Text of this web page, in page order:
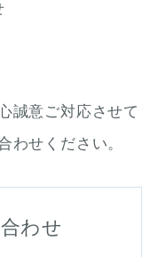
誠意ご対応させて
わせください。
わせ